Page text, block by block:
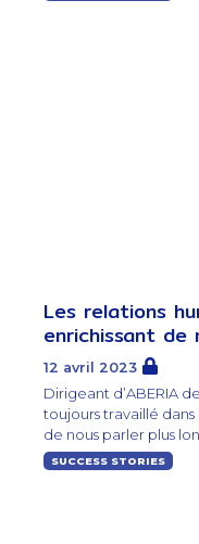
Les relations
enrichissant de
12 avril 2023
Dirigeant d’ABERIA
toujours travaillé
de nous parler plus
SUCCESS STORIES